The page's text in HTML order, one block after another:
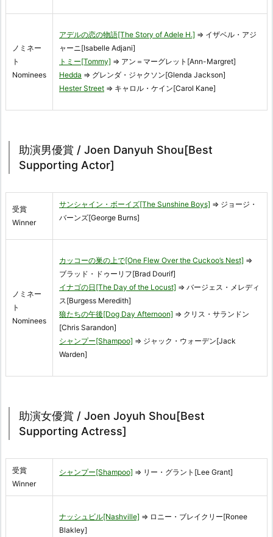
ノミネー
ト
Nominees
アデルの恋の物語[The Story of Adele H.] ⇒ イザベル・アジ
ャーニ[Isabelle Adjani]
トミー[Tommy] ⇒ アン＝マーグレット[Ann-Margret]
Hedda ⇒ グレンダ・ジャクソン[Glenda Jackson]
Hester Street ⇒ キャロル・ケイン[Carol Kane]
助演男優賞 / Joen Danyuh Shou[Best
Supporting Actor]
受賞
Winner
サンシャイン・ボーイズ[The Sunshine Boys] ⇒ ジョージ・
バーンズ[George Burns]
ノミネー
ト
Nominees
カッコーの巣の上で[One Flew Over the Cuckoo’s Nest] ⇒
ブラッド・ドゥーリフ[Brad Dourif]
イナゴの日[The Day of the Locust] ⇒ バージェス・メレディ
ス[Burgess Meredith]
狼たちの午後[Dog Day Afternoon] ⇒ クリス・サランドン
[Chris Sarandon]
シャンプー[Shampoo] ⇒ ジャック・ウォーデン[Jack
Warden]
助演女優賞 / Joen Joyuh Shou[Best
Supporting Actress]
受賞
Winner
シャンプー[Shampoo] ⇒ リー・グラント[Lee Grant]
ナッシュビル[Nashville] ⇒ ロニー・ブレイクリー[Ronee
Blakley]